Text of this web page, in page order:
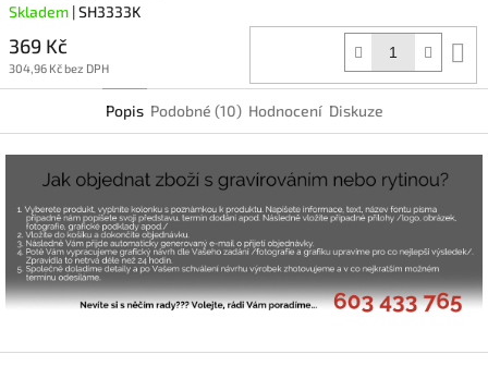
Skladem | SH3333K
369 Kč
304,96 Kč bez DPH
Popis Podobné (10) Hodnocení Diskuze